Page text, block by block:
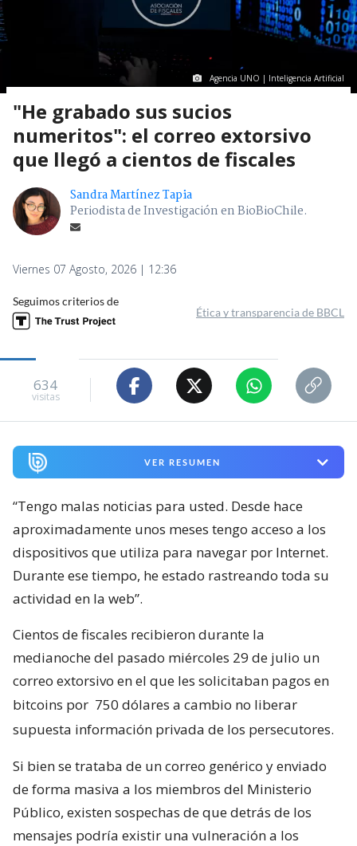
Agencia UNO | Inteligencia Artificial
"He grabado sus sucios
numeritos": el correo extorsivo
que llegó a cientos de fiscales
Sandra Martínez Tapia
Periodista de Investigación en BioBioChile.
Viernes 07 Agosto, 2026 | 12:36
Seguimos criterios de
Ética y transparencia de BBCL
634
visitas
VER RESUMEN
“Tengo malas noticias para usted. Desde hace
aproximadamente unos meses tengo acceso a los
dispositivos que utiliza para navegar por Internet.
Durante ese tiempo, he estado rastreando toda su
actividad en la web”.
Cientos de fiscales recibieron durante la
medianoche del pasado miércoles 29 de julio un
correo extorsivo en el que les solicitaban pagos en
bitcoins por 750 dólares a cambio no liberar
supuesta información privada de los persecutores.
Si bien se trataba de un correo genérico y enviado
de forma masiva a los miembros del Ministerio
Público, existen sospechas de que detrás de los
mensajes podría existir una vulneración a los